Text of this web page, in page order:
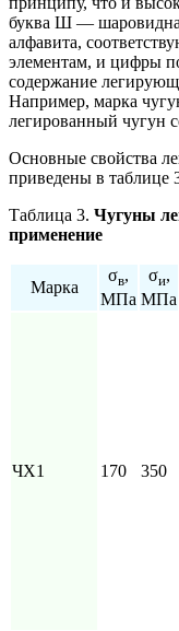
буква Ш —
алфавита,
элементам, и цифры
содержание
Например, марка
легированный чугун
Основные свойства
приведены в таблице
Таблица 3. Чугуны
применение
Марка
σв,
МПа
σи,
МПа
ЧХ1 170 350